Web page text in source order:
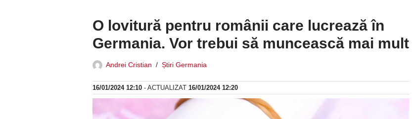
O lovitură pentru românii care lucrează în
Germania. Vor trebui să muncească mai mult
Andrei Cristian Știri Germania
16/01/2024 12:10 - ACTUALIZAT 16/01/2024 12:20